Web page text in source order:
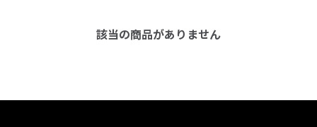
該当の商品がありません